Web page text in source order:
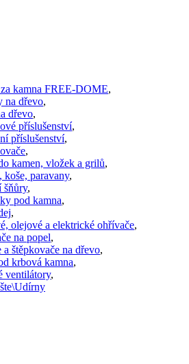
kamna FREE-DOME,
na dřevo,
dřevo,
příslušenství,
příslušenství,
,
kamen, vložek a grilů,
koše, paravany,
šňůry,
pod kamna,
,
olejové a elektrické ohřívače,
na popel,
a štěpkovače na dřevo,
krbová kamna,
ventilátory,